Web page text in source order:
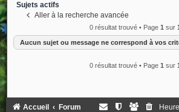
Sujets actifs
Aller à la recherche avancée
0 résultat trouvé • Page1 sur
Aucun sujet ou message ne correspond à vos
0 résultat trouvé • Page1 sur
Accueil Forum